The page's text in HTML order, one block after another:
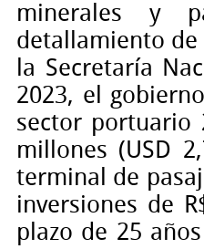
minerales y
detallamiento
la Secretaría
2023, el
sector portuario
millones (USD
terminal de
inversiones de
plazo de 25